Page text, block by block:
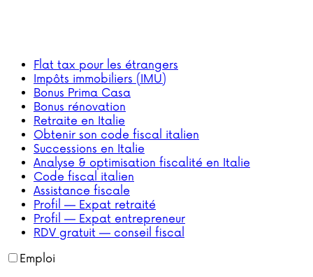
Flat tax pour les étrangers
Impôts immobiliers (IMU)
Bonus Prima Casa
Bonus rénovation
Retraite en Italie
Obtenir son code fiscal italien
Successions en Italie
Analyse & optimisation fiscalité en Italie
Code fiscal italien
Assistance fiscale
Profil — Expat retraité
Profil — Expat entrepreneur
RDV gratuit — conseil fiscal
Emploi